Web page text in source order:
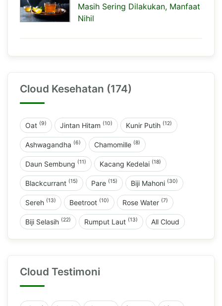
Masih Sering Dilakukan, Manfaat
Nihil
Cloud Kesehatan (174)
Oat (9) Jintan Hitam (10) Kunir Putih (12)
Ashwagandha (6) Chamomille (8)
Daun Sembung (11) Kacang Kedelai (18)
Blackcurrant (15) Pare (15) Biji Mahoni (30)
Sereh (13) Beetroot (10) Rose Water (7)
Biji Selasih (22) Rumput Laut (13) All Cloud
Cloud Testimoni